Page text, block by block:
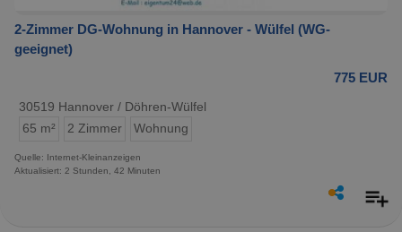
2-Zimmer DG-Wohnung in Hannover - Wülfel (WG-
geeignet)
775 EUR
30519 Hannover / Döhren-Wülfel
65 m²
2 Zimmer Wohnung
Quelle: Internet-Kleinanzeigen
Aktualisiert: 2 Stunden, 42 Minuten